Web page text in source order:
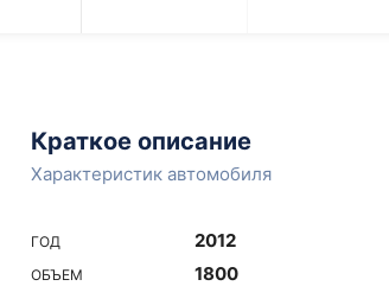
Краткое описание
Характеристик автомобиля
ГОД 2012
ОБЪЕМ 1800